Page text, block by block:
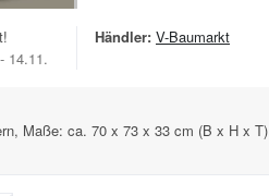
14.11.
Händler: V-Baumarkt
Maße: ca. 70 x 73 x 33 cm (B x H x T)